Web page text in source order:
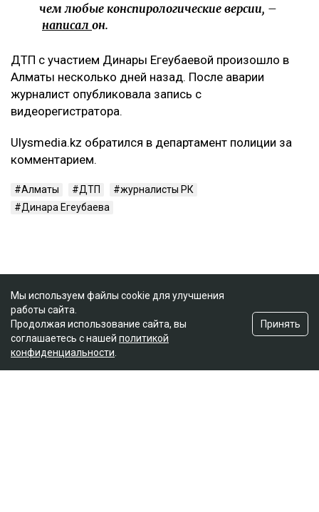
чем любые конспирологические версии, –
написал он.
ДТП с участием Динары Егеубаевой произошло в
Алматы несколько дней назад. После аварии
журналист опубликовала запись с
видеорегистратора.
Ulysmedia.kz обратился в департамент полиции за
комментарием.
Алматы ДТП
журналисты РК
Динара Егеубаева
Мы используем файлы cookie для улучшения
работы сайта.
Продолжая использование сайта, вы
соглашаетесь с нашей политикой
конфиденциальности
Принять